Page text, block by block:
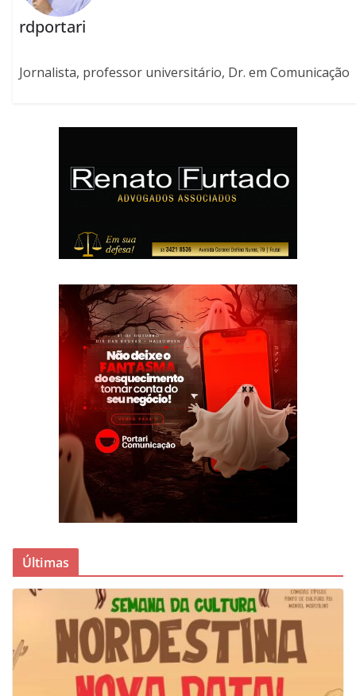
rdportari
Jornalista, professor universitário, Dr. em Comunicação
Últimas